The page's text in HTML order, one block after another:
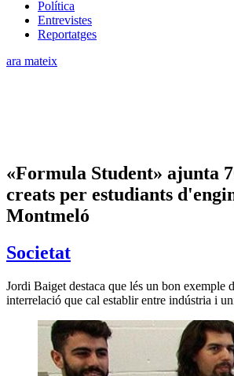
Política
Entrevistes
Reportatges
ara mateix
«Formula Student» ajunta
creats per estudiants
Montmeló
Societat
Jordi Baiget destaca que lés un bon exemple
interrelació que cal establir entre indústria i